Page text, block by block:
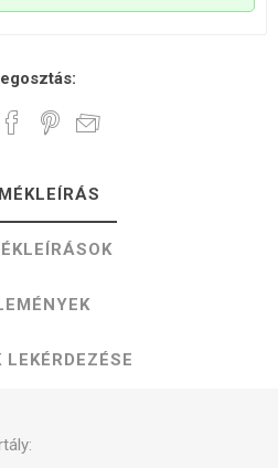
LEKÉRDEZÉSE